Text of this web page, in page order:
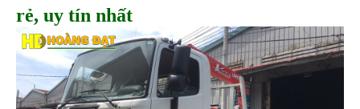
rẻ, uy tín nhất